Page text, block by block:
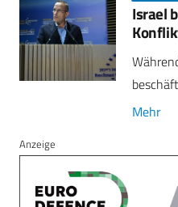
Israel
Mehr
Anzeige